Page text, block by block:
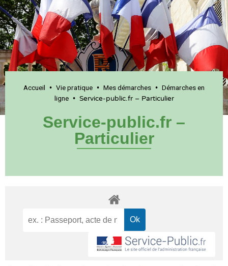
Accueil • Vie pratique • Mes démarches • Démarches en
ligne• Service-public.fr – Particulier
Service-public.fr –
Particulier